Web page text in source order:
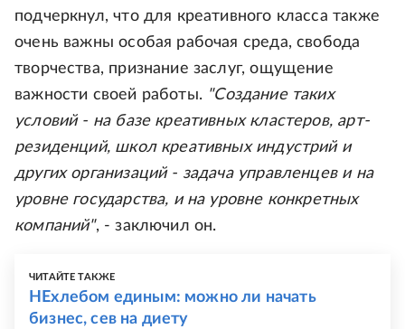
подчеркнул, что для креативного класса также
очень важны особая рабочая среда, свобода
творчества, признание заслуг, ощущение
важности своей работы. "Создание таких
условий - на базе креативных кластеров, арт-
резиденций, школ креативных индустрий и
других организаций - задача управленцев и на
уровне государства, и на уровне конкретных
компаний", - заключил он.
ЧИТАЙТЕ ТАКЖЕ
НЕхлебом единым: можно ли начать
бизнес, сев на диету